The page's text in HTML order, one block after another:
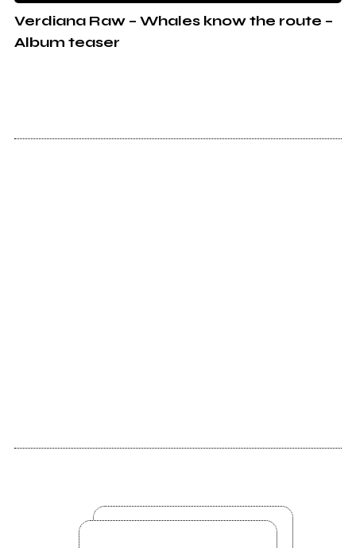
Verdiana Raw – Whales know the route –
Album teaser